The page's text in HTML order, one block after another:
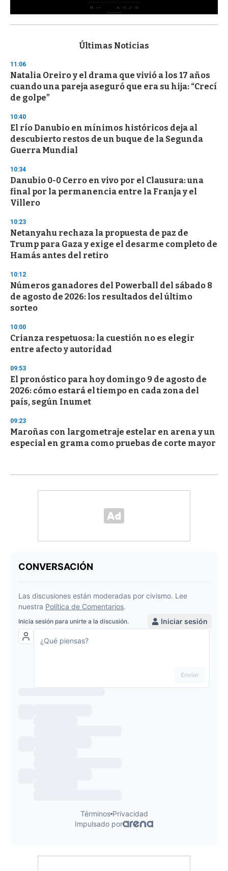
s
d
s
o
f
3
s
e
c
o
n
Últimas Noticias
11:06
Natalia Oreiro y el drama que vivió a los 17 años
cuando una pareja aseguró que era su hija: “Crecí
de golpe”
10:40
El río Danubio en mínimos históricos deja al
descubierto restos de un buque de la Segunda
Guerra Mundial
10:34
Danubio 0-0 Cerro en vivo por el Clausura: una
final por la permanencia entre la Franja y el
Villero
10:23
Netanyahu rechaza la propuesta de paz de
Trump para Gaza y exige el desarme completo de
Hamás antes del retiro
10:12
Números ganadores del Powerball del sábado 8
de agosto de 2026: los resultados del último
sorteo
10:00
Crianza respetuosa: la cuestión no es elegir
entre afecto y autoridad
09:53
El pronóstico para hoy domingo 9 de agosto de
2026: cómo estará el tiempo en cada zona del
país, según Inumet
09:23
Maroñas con largometraje estelar en arena y un
especial en grama como pruebas de corte mayor